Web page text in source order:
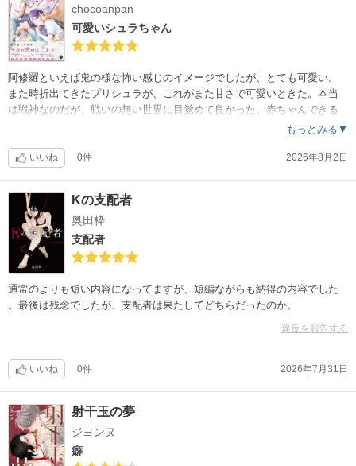
chocoanpan
可愛いシュラちゃん
阿修羅といえば鬼の様な怖い感じのイメージでしたが、とても可愛い。
また時折出てきたプリシュラが、これがまた甘さで可愛いときた。本当
は戦神なのだが、戦いの無い世界に目覚めて良かった。赤ちゃんできる
もっとみる▼
いいね 0件 2026年8月2日
Kの支配者
奥田枠
支配者
通常のよりも短い内容になってますが、短編ながらも納得の内容でした
。最後は残念でしたが、支配者は果たしてどちらだったのか。
違反を報告する
いいね 0件 2026年7月31日
射干玉の夢
ジヨンヌ
癖